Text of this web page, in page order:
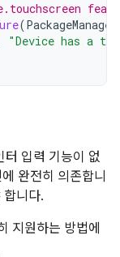
(PackageManager
"Device has a
터 입력 기능이 없
완전히 의존합니
니다.
지원하는 방법에